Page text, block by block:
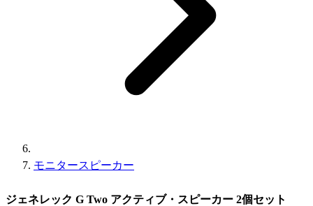
モニタースピーカー
ジェネレック G Two アクティブ・スピーカー 2個セット